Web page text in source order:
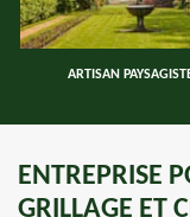
ARTISAN
ENTREPRISE
GRILLAGE ET